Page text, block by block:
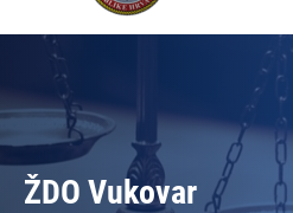
ŽDO Vukovar